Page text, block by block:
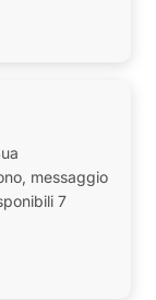
messaggio
7